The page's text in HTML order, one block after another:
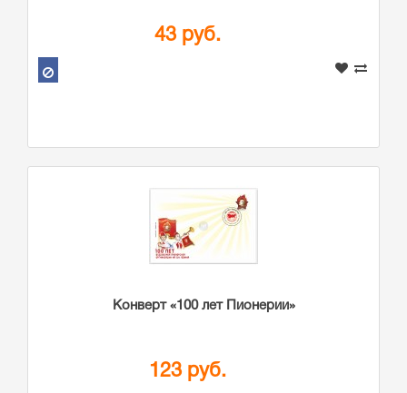
43 руб.
Конверт «100 лет Пионерии»
123 руб.